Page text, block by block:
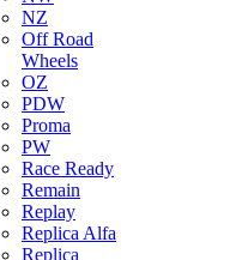
NZ
Off Road
Wheels
OZ
PDW
Proma
PW
Race Ready
Remain
Replay
Replica Alfa
Replica